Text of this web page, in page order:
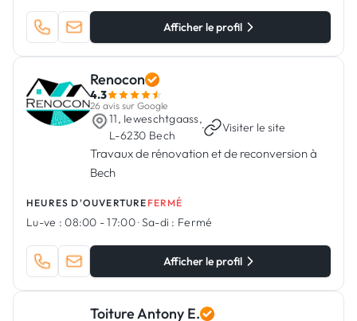
Afficher le profil
Renocon
4.3
26 avis sur Google
11, Ieweschtgaass,
L-6230 Bech
· Visiter le site
Travaux de rénovation et de reconversion à
Bech
HEURES D'OUVERTURE FERMÉ
Lu-ve : 08:00 - 17:00·Sa-di : Fermé
Afficher le profil
Toiture Antony E.